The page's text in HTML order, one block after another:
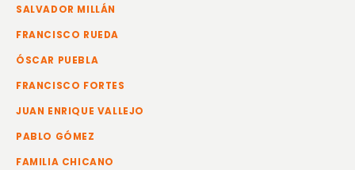
SALVADOR MILLÁN
FRANCISCO RUEDA
ÓSCAR PUEBLA
FRANCISCO FORTES
JUAN ENRIQUE VALLEJO
PABLO GÓMEZ
FAMILIA CHICANO